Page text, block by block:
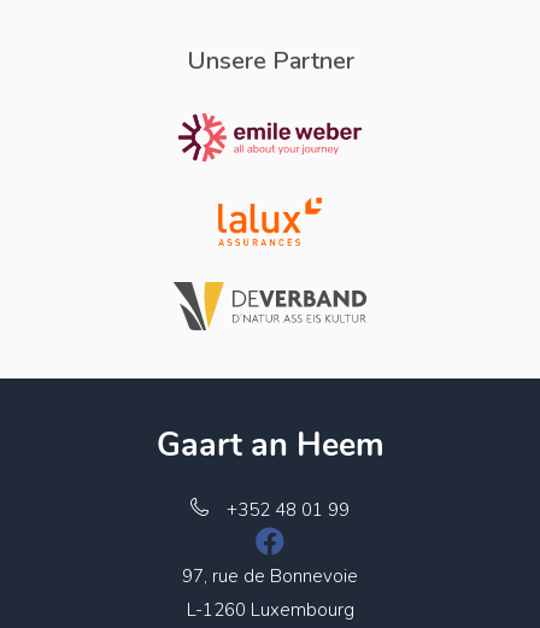
Unsere Partner
Gaart an Heem
+352 48 01 99
97, rue de Bonnevoie
L-1260 Luxembourg